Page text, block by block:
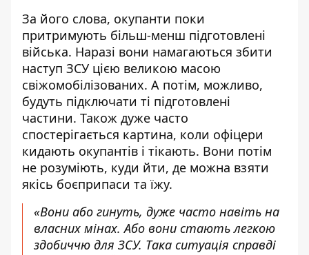
За його слова, окупанти поки
притримують більш-менш підготовлені
війська. Наразі вони намагаються збити
наступ ЗСУ цією великою масою
свіжомобілізованих. А потім, можливо,
будуть підключати ті підготовлені
частини. Також дуже часто
спостерігається картина, коли офіцери
кидають окупантів і тікають. Вони потім
не розуміють, куди йти, де можна взяти
якісь боєприпаси та їжу.
«Вони або гинуть, дуже часто навіть на
власних мінах. Або вони стають легкою
здобиччю для ЗСУ. Така ситуація справді